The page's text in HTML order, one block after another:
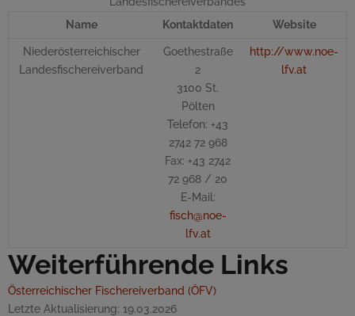
Name
Kontaktdaten Website
Niederösterreichischer
Landesfischereiverband
Goethestraße
2
3100 St.
Pölten
Telefon: +43
2742 72 968
Fax: +43 2742
72 968 / 20
E-Mail :
fisch@noe-
lfv.at
http://www.noe-
lfv.at
Weiterführende Links
Österreichischer Fischereiverband (ÖFV)
Letzte Aktualisierung: 19.03.2026